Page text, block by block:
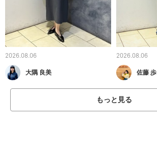
2026.08.06
大隅 良美
2026.08.06
佐藤 歩
もっと見る